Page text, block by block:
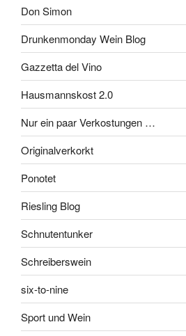
Don Simon
Drunkenmonday Wein Blog
Gazzetta del Vino
Hausmannskost 2.0
Nur ein paar Verkostungen …
Originalverkorkt
Ponotet
Riesling Blog
Schnutentunker
Schreiberswein
six-to-nine
Sport und Wein